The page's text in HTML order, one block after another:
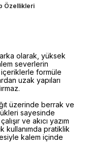
Özellikleri
olarak, yüksek
severlerin
içeriklerle formüle
uzak yapıları
üzerinde berrak ve
sayesinde
ve akıcı yazım
kullanımda pratiklik
kalem içinde